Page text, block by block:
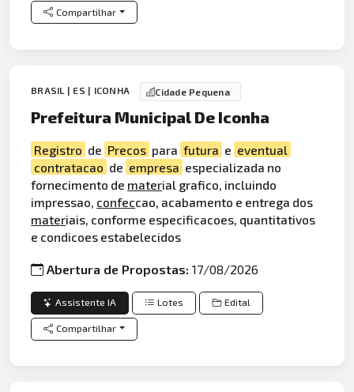
Compartilhar
BRASIL | ES | ICONHA Cidade Pequena
Prefeitura Municipal De Iconha
Registro de Precos para futura e eventual
contratacao de empresa especializada no
fornecimento de material grafico, incluindo
impressao, confeccao, acabamento e entrega dos
materiais, conforme especificacoes, quantitativos
e condicoes estabelecidos
Abertura de Propostas:17/08/2026
Assistente IA Lotes Edital
Compartilhar